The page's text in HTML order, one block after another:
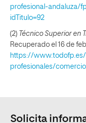
profesional-andaluza/
idTitulo=92
(2) Técnico Superior en
Recuperado el 16 de
https://
profesionales/
Solicita